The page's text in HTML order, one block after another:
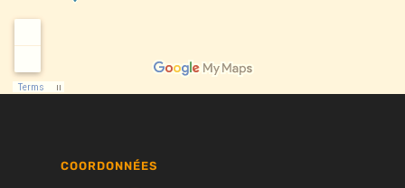
COORDONNÉES